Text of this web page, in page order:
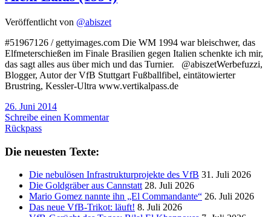
Veröffentlicht von @abiszet
#51967126 / gettyimages.com Die WM 1994 war bleischwer, das
Elfmeterschießen im Finale Brasilien gegen Italien schenkte ich mir,
das sagt alles aus über mich und das Turnier. @abiszetWerbefuzzi,
Blogger, Autor der VfB Stuttgart Fußballfibel, eintätowierter
Brustring, Kessler-Ultra www.vertikalpass.de
26. Juni 2014
Schreibe einen Kommentar
Rückpass
Die neuesten Texte:
Die nebulösen Infrastrukturprojekte des VfB 31. Juli 2026
Die Goldgräber aus Cannstatt 28. Juli 2026
Mario Gomez nannte ihn „El Commandante“ 26. Juli 2026
Das neue VfB-Trikot: läuft! 8. Juli 2026